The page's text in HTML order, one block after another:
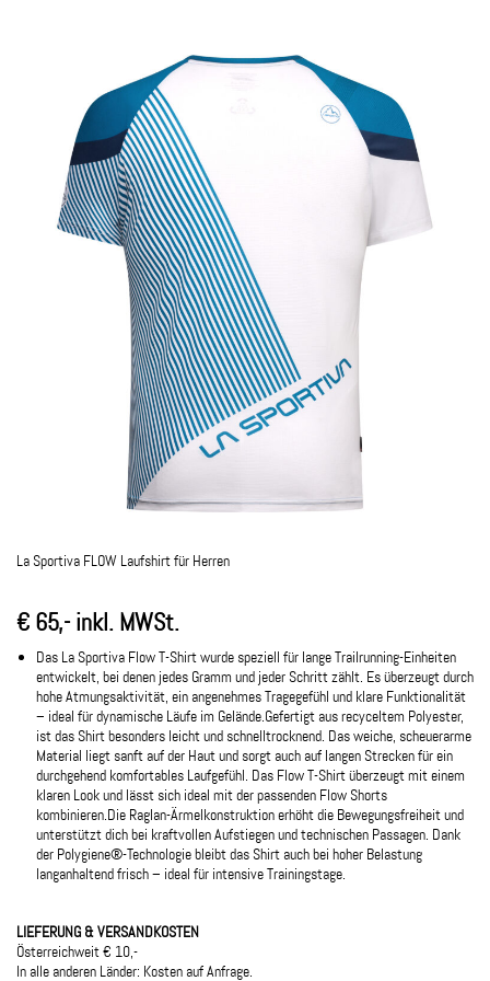
La Sportiva FLOW Laufshirt für Herren
€ 65,- inkl. MWSt.
Das La Sportiva Flow T-Shirt wurde speziell für lange Trailrunning-Einheiten
entwickelt, bei denen jedes Gramm und jeder Schritt zählt. Es überzeugt durch
hohe Atmungsaktivität, ein angenehmes Tragegefühl und klare Funktionalität
– ideal für dynamische Läufe im Gelände.Gefertigt aus recyceltem Polyester,
ist das Shirt besonders leicht und schnelltrocknend. Das weiche, scheuerarme
Material liegt sanft auf der Haut und sorgt auch auf langen Strecken für ein
durchgehend komfortables Laufgefühl. Das Flow T-Shirt überzeugt mit einem
klaren Look und lässt sich ideal mit der passenden Flow Shorts
kombinieren.Die Raglan-Ärmelkonstruktion erhöht die Bewegungsfreiheit und
unterstützt dich bei kraftvollen Aufstiegen und technischen Passagen. Dank
der Polygiene®-Technologie bleibt das Shirt auch bei hoher Belastung
langanhaltend frisch – ideal für intensive Trainingstage.
LIEFERUNG & VERSANDKOSTEN
Österreichweit € 10,-
In alle anderen Länder: Kosten auf Anfrage.